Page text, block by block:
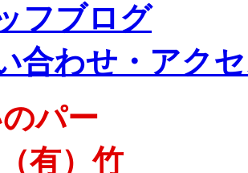
フブログ
合わせ・アク